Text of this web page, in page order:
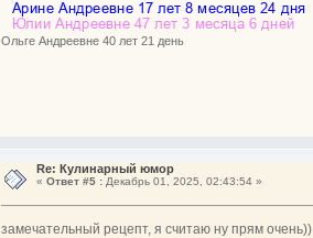
Ольге Андреевне 40 лет 21 день
Re: Кулинарный юмор
« Ответ #5 :Декабрь 01, 2025, 02:43:54 »
замечательный рецепт, я считаю ну прям очень))